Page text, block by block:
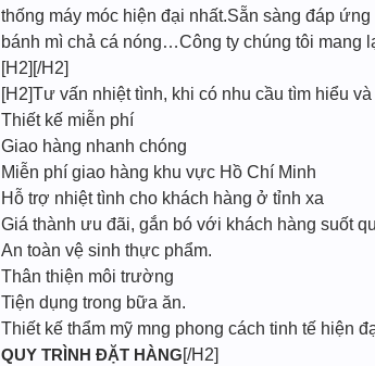
thống máy móc hiện đại nhất.Sẵn sàng đáp
bánh mì chả cá nóng…Công ty chúng tôi mang
[H2][/H2]
[H2]Tư vấn nhiệt tình, khi có nhu cầu tìm hiểu
Thiết kế miễn phí
Giao hàng nhanh chóng
Miễn phí giao hàng khu vực Hồ Chí Minh
Hỗ trợ nhiệt tình cho khách hàng ở tỉnh xa
Giá thành ưu đãi, gắn bó với khách hàng suốt
An toàn vệ sinh thực phẩm.
Thân thiện môi trường
Tiện dụng trong bữa ăn.
Thiết kế thẩm mỹ mng phong cách tinh tế hiện
QUY TRÌNH ĐẶT HÀNG[/H2]